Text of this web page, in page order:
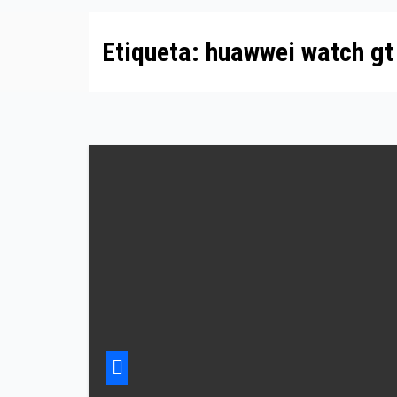
Etiqueta: huawwei watch